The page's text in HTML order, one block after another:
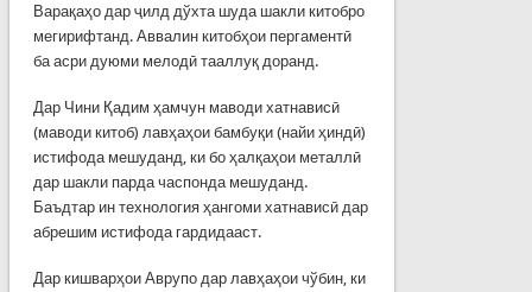
Варақаҳо дар ҷилд дўхта шуда шакли китобро
мегирифтанд. Аввалин китобҳои пергаментӣ
ба асри дуюми мелодӣ тааллуқ доранд.
Дар Чини Қадим ҳамчун маводи хатнависӣ
(маводи китоб) лавҳаҳои бамбуқи (найи ҳиндӣ)
истифода мешуданд, ки бо ҳалқаҳои металлӣ
дар шакли парда часпонда мешуданд.
Баъдтар ин технология ҳангоми хатнависӣ дар
абрешим истифода гардидааст.
Дар кишварҳои Аврупо дар лавҳаҳои чўбин, ки